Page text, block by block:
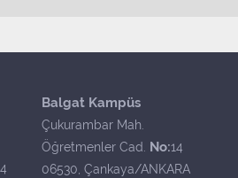
4
Balgat Kampüs
Çukurambar Mah.
Öğretmenler Cad. No:14
06530, Çankaya/ANKARA